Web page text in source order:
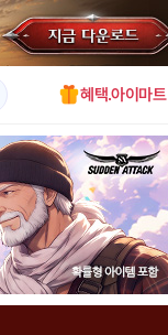
혜택.아이마트